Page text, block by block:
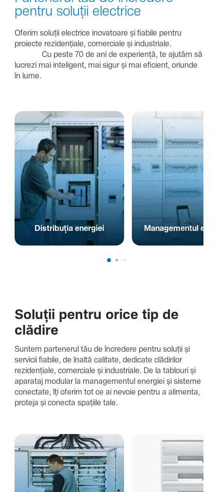
pentru soluții electrice
Oferim soluții electrice inova­toare și fiabile pentru
proiecte rezi­den­țiale, comer­ciale și indus­triale.
Cu peste 70 de ani de expe­riență, te ajutăm să
lucrezi mai inte­li­gent, mai sigur și mai eficient, oriunde
în lume.
Distribuția energiei Managementul
Soluții pentru orice tip de
clădire
Suntem parte­nerul tău de încre­dere pentru soluții și
servicii fiabile, de înaltă cali­tate, dedi­cate clădi­rilor
rezi­den­țiale, comer­ciale și indus­triale. De la tablouri și
aparataj modular la managementul energiei și sisteme
conec­tate, îți oferim tot ce ai nevoie pentru a alimenta,
proteja și conecta spațiile tale.